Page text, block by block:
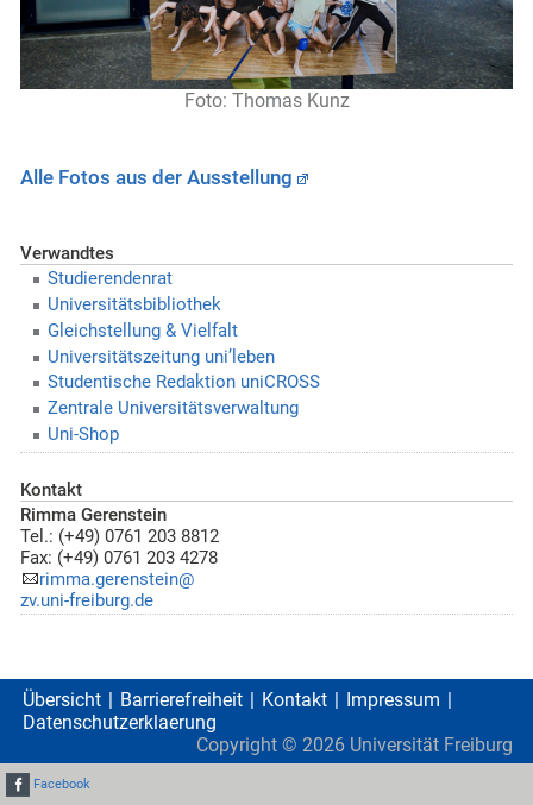
Foto: Thomas Kunz
Alle Fotos aus der Ausstellung
Verwandtes
Studierendenrat
Universitätsbibliothek
Gleichstellung & Vielfalt
Universitätszeitung uni’leben
Studentische Redaktion uniCROSS
Zentrale Universitätsverwaltung
Uni-Shop
Kontakt
Rimma Gerenstein
Tel.: (+49) 0761 203 8812
Fax: (+49) 0761 203 4278
rimma.gerenstein@
zv.uni-freiburg.de
Übersicht Barrierefreiheit Kontakt
Impressum
Datenschutzerklaerung
Copyright © 2026 Universität Freiburg
Facebook